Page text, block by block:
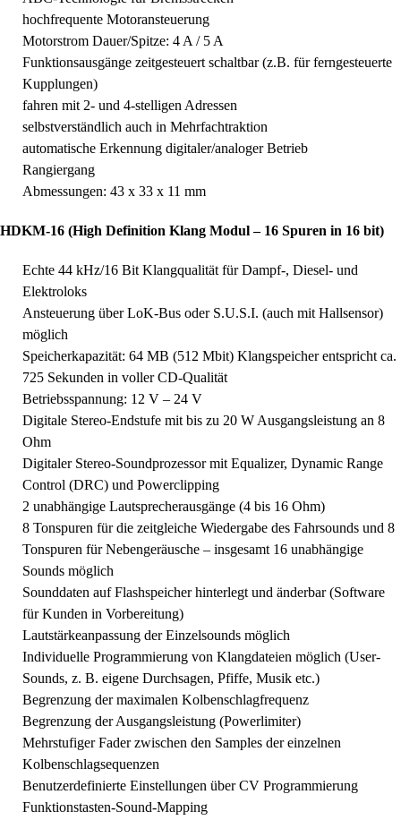
hochfrequente Motoransteuerung
Motorstrom Dauer/Spitze: 4 A / 5 A
Funktionsausgänge zeitgesteuert schaltbar (z.B. für ferngesteuerte
Kupplungen)
fahren mit 2- und 4-stelligen Adressen
selbstverständlich auch in Mehrfachtraktion
automatische Erkennung digitaler/analoger Betrieb
Rangiergang
Abmessungen: 43 x 33 x 11 mm
HDKM-16 (High Definition Klang Modul – 16 Spuren in 16 bit)
Echte 44 kHz/16 Bit Klangqualität für Dampf-, Diesel- und
Elektroloks
Ansteuerung über LoK-Bus oder S.U.S.I. (auch mit Hallsensor)
möglich
Speicherkapazität: 64 MB (512 Mbit) Klangspeicher entspricht ca.
725 Sekunden in voller CD-Qualität
Betriebsspannung: 12 V – 24 V
Digitale Stereo-Endstufe mit bis zu 20 W Ausgangsleistung an 8
Ohm
Digitaler Stereo-Soundprozessor mit Equalizer, Dynamic Range
Control (DRC) und Powerclipping
2 unabhängige Lautsprecherausgänge (4 bis 16 Ohm)
8 Tonspuren für die zeitgleiche Wiedergabe des Fahrsounds und 8
Tonspuren für Nebengeräusche – insgesamt 16 unabhängige
Sounds möglich
Sounddaten auf Flashspeicher hinterlegt und änderbar (Software
für Kunden in Vorbereitung)
Lautstärkeanpassung der Einzelsounds möglich
Individuelle Programmierung von Klangdateien möglich (User-
Sounds, z. B. eigene Durchsagen, Pfiffe, Musik etc.)
Begrenzung der maximalen Kolbenschlagfrequenz
Begrenzung der Ausgangsleistung (Powerlimiter)
Mehrstufiger Fader zwischen den Samples der einzelnen
Kolbenschlagsequenzen
Benutzerdefinierte Einstellungen über CV Programmierung
Funktionstasten-Sound-Mapping